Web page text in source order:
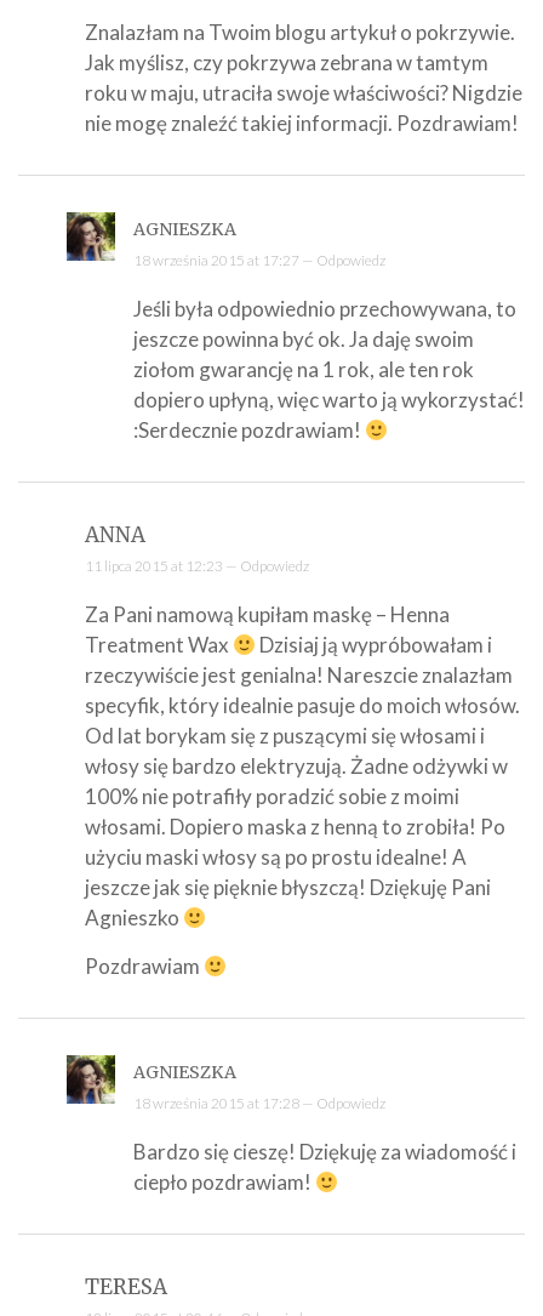
Znalazłam na Twoim blogu artykuł o pokrzywie.
Jak myślisz, czy pokrzywa zebrana w tamtym
roku w maju, utraciła swoje właściwości? Nigdzie
nie mogę znaleźć takiej informacji. Pozdrawiam!
AGNIESZKA
18 września 2015 at 17:27 — Odpowiedz
Jeśli była odpowiednio przechowywana, to
jeszcze powinna być ok. Ja daję swoim
ziołom gwarancję na 1 rok, ale ten rok
dopiero upłyną, więc warto ją wykorzystać!
:Serdecznie pozdrawiam!
ANNA
11 lipca 2015 at 12:23 — Odpowiedz
Za Pani namową kupiłam maskę – Henna
Treatment Wax
Dzisiaj ją wypróbowałam i
rzeczywiście jest genialna! Nareszcie znalazłam
specyfik, który idealnie pasuje do moich włosów.
Od lat borykam się z puszącymi się włosami i
włosy się bardzo elektryzują. Żadne odżywki w
100% nie potrafiły poradzić sobie z moimi
włosami. Dopiero maska z henną to zrobiła! Po
użyciu maski włosy są po prostu idealne! A
jeszcze jak się pięknie błyszczą! Dziękuję Pani
Agnieszko
Pozdrawiam
AGNIESZKA
18 września 2015 at 17:28 — Odpowiedz
Bardzo się cieszę! Dziękuję za wiadomość i
ciepło pozdrawiam!
TERESA